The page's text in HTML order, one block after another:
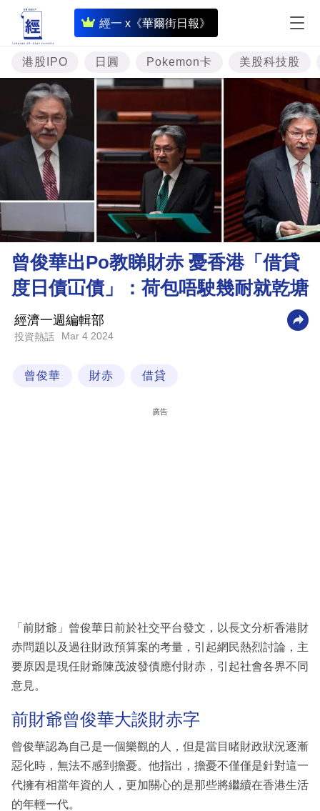
經一 x《華爾街日報》
即
時
財
經
題
投
樓
理
財
商
業
科
區
港股IPO 日圓 Pokemon卡 美股科技股
曾俊華出Po教睇財赤 憂香港「借貸
度日債冚債」：荷包唔駛幾耐就乾塘
經濟一週編輯部
投資熱話 Mar 4 2024
曾俊華 財赤 借貸
廣告
「前財爺」曾俊華日前於社交平台發文，以長文分析香港財
赤問題以及過往財政預算案的考量，引起網民熱烈討論，主
要原因是現任財爺陳茂波發債應付財赤，引起社會各界不同
意見。
前財爺曾俊華大談財赤字
曾俊華認為自己是一個樂觀的人，但是當目睹財政狀況逐漸
惡化時，無法不感到擔憂。他指出，擔憂不僅僅是針對這一
代擁有相當年資的人，更加關心的是那些將繼續在香港生活
的年輕一代。